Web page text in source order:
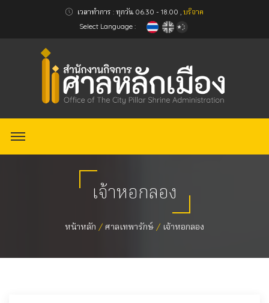
เวลาทำการ : ทุกวัน 06.30 - 18.00 , บริจาค
Select Language :
เจ้าหอกลอง
หน้าหลัก ศาลเทพารักษ์ เจ้าหอกลอง